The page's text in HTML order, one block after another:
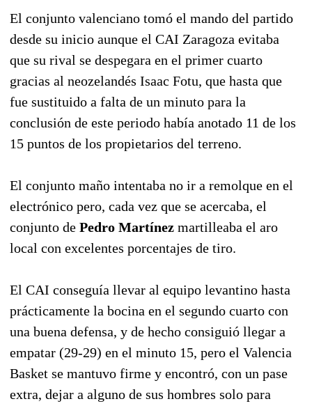
El conjunto valenciano tomó el mando del partido
desde su inicio aunque el CAI Zaragoza evitaba
que su rival se despegara en el primer cuarto
gracias al neozelandés Isaac Fotu, que hasta que
fue sustituido a falta de un minuto para la
conclusión de este periodo había anotado 11 de los
15 puntos de los propietarios del terreno.
El conjunto maño intentaba no ir a remolque en el
electrónico pero, cada vez que se acercaba, el
conjunto de Pedro Martínez martilleaba el aro
local con excelentes porcentajes de tiro.
El CAI conseguía llevar al equipo levantino hasta
prácticamente la bocina en el segundo cuarto con
una buena defensa, y de hecho consiguió llegar a
empatar (29-29) en el minuto 15, pero el Valencia
Basket se mantuvo firme y encontró, con un pase
extra, dejar a alguno de sus hombres solo para